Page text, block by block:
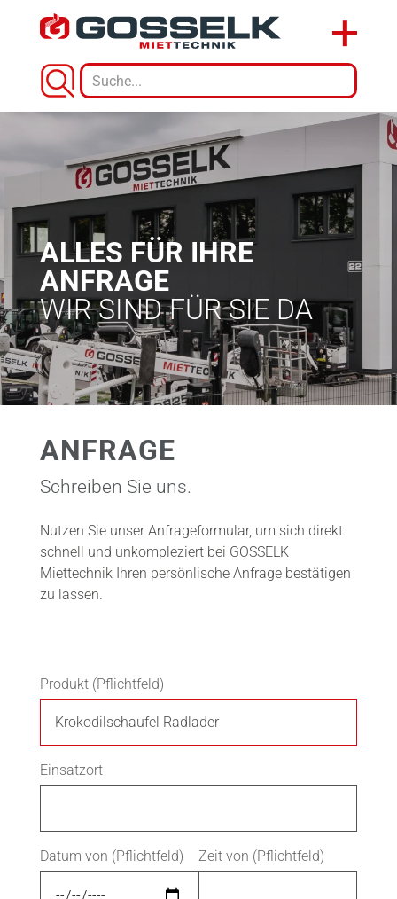
ALLES FÜR IHRE
ANFRAGE
WIR SIND FÜR SIE DA
ANFRAGE
Schreiben Sie uns.
Nutzen Sie unser Anfrageformular, um sich direkt
schnell und unkompleziert bei GOSSELK
Miettechnik Ihren persönlische Anfrage bestätigen
zu lassen.
Produkt (Pflichtfeld)
Einsatzort
Datum von (Pflichtfeld) Zeit von (Pflichtfeld)